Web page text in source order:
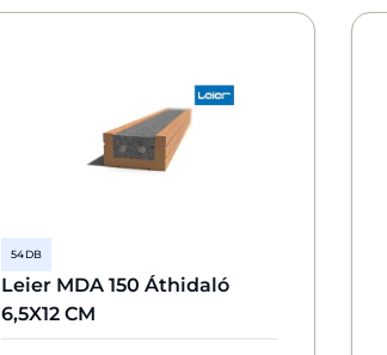
54 DB
Leier MDA 150 Áthidaló
6,5X12 CM